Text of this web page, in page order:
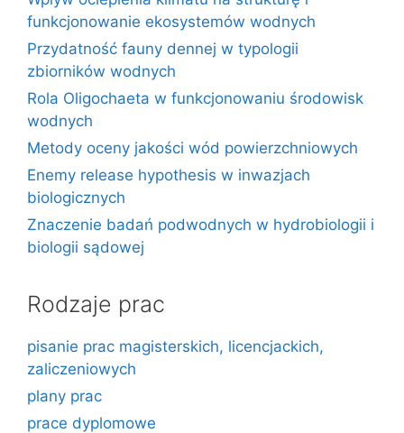
funkcjonowanie ekosystemów wodnych
Przydatność fauny dennej w typologii
zbiorników wodnych
Rola Oligochaeta w funkcjonowaniu środowisk
wodnych
Metody oceny jakości wód powierzchniowych
Enemy release hypothesis w inwazjach
biologicznych
Znaczenie badań podwodnych w hydrobiologii i
biologii sądowej
Rodzaje prac
pisanie prac magisterskich, licencjackich,
zaliczeniowych
plany prac
prace dyplomowe